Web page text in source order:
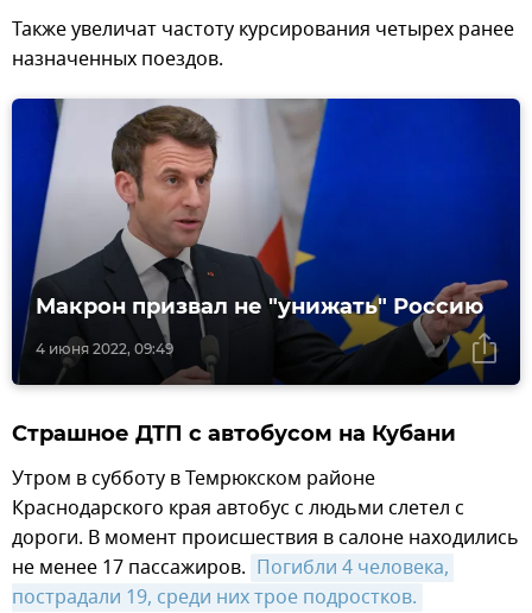
Также увеличат частоту курсирования четырех ранее
назначенных поездов.
4 июня 2022, 09:49
Макрон призвал не "унижать" Россию
Страшное ДТП с автобусом на Кубани
Утром в субботу в Темрюкском районе
Краснодарского края автобус с людьми слетел с
дороги. В момент происшествия в салоне находились
не менее 17 пассажиров. Погибли 4 человека,
пострадали 19, среди них трое подростков.